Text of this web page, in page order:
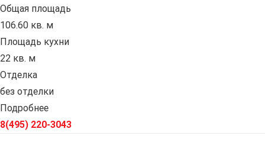
Общая площадь
106.60 кв. м
Площадь кухни
22 кв. м
Отделка
без отделки
Подробнее
8(495) 220-3043